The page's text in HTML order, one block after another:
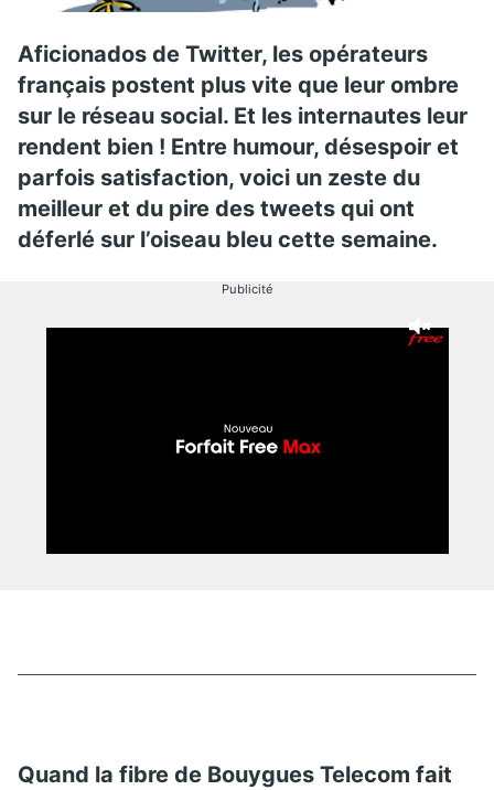
Aficionados de Twitter, les opérateurs
français postent plus vite que leur ombre
sur le réseau social. Et les internautes leur
rendent bien ! Entre humour, désespoir et
parfois satisfaction, voici un zeste du
meilleur et du pire des tweets qui ont
déferlé sur l’oiseau bleu cette semaine.
Publicité
Quand la fibre de Bouygues Telecom fait